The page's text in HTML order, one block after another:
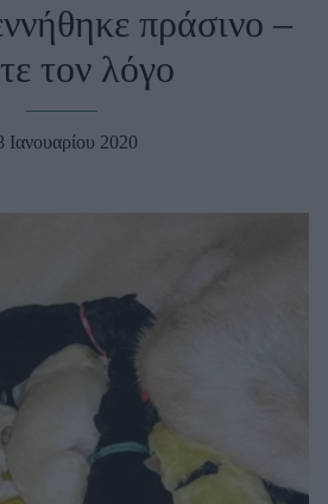
πράσινο –
τον λόγο
Ιανουαρίου 2020